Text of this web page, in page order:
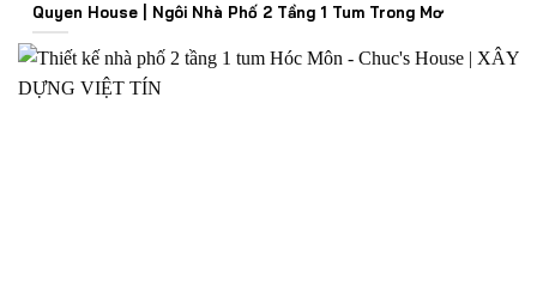
Quyen House | Ngôi Nhà Phố 2 Tầng 1 Tum Trong Mơ